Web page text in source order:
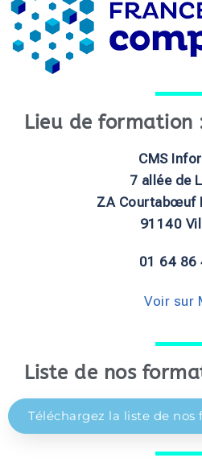
Lieu de formation
CMS
7 allée de
ZA Courtabœuf
91140
01 64 86
Voir sur
Liste de nos
Téléchargez la liste de nos